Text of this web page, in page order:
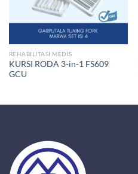
REHABILITASI MEDIS
KURSI RODA 3-in-1 FS609
GCU